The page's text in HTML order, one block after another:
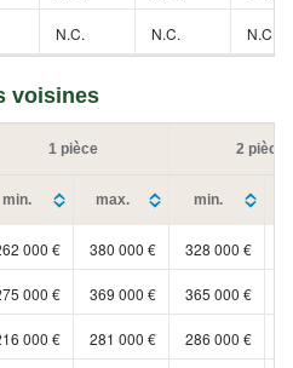
N.C. N.C. N.C.
voisines
1 pièce 2 pièces
min. max. min.
000 € 380 000 € 328 000 €
000 € 369 000 € 365 000 €
000 € 281 000 € 286 000 €